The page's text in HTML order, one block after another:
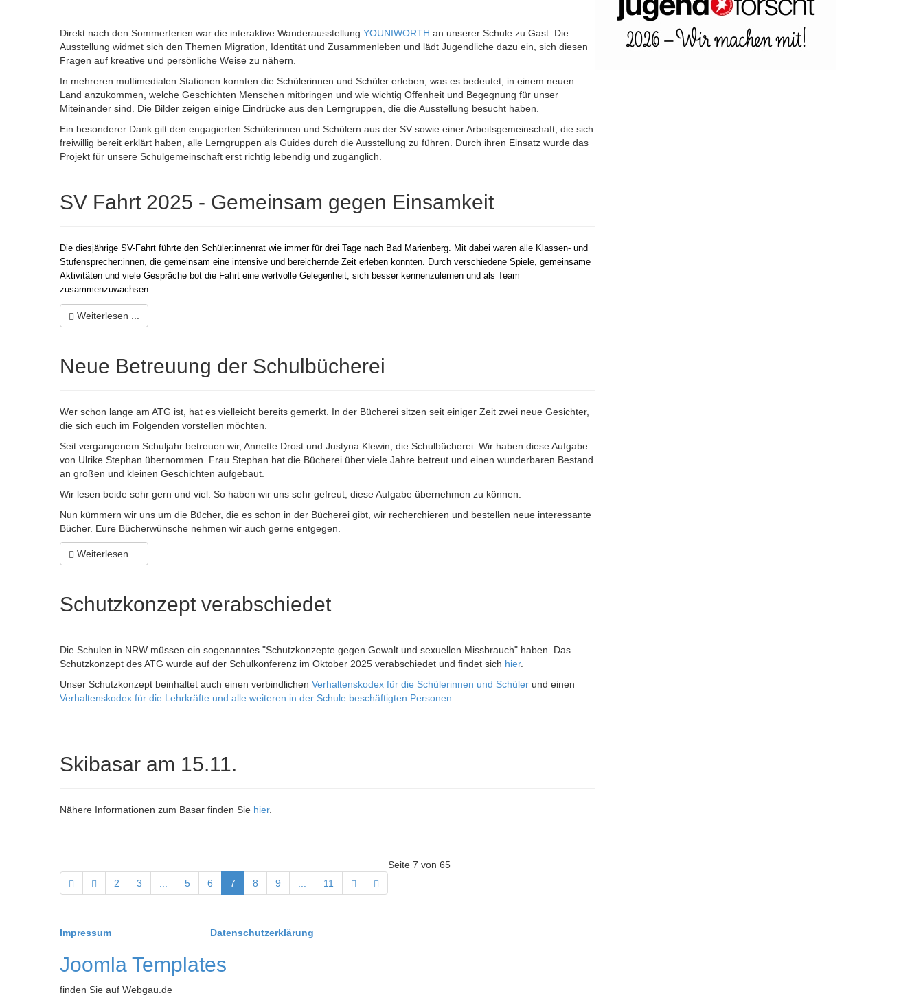
Direkt nach den Sommerferien war die interaktive Wanderausstellung YOUNIWORTH an unserer Schule zu Gast. Die
Ausstellung widmet sich den Themen Migration, Identität und Zusammenleben und lädt Jugendliche dazu ein, sich diesen
Fragen auf kreative und persönliche Weise zu nähern.
In mehreren multimedialen Stationen konnten die Schülerinnen und Schüler erleben, was es bedeutet, in einem neuen
Land anzukommen, welche Geschichten Menschen mitbringen und wie wichtig Offenheit und Begegnung für unser
Miteinander sind. Die Bilder zeigen einige Eindrücke aus den Lerngruppen, die die Ausstellung besucht haben.
Ein besonderer Dank gilt den engagierten Schülerinnen und Schülern aus der SV sowie einer Arbeitsgemeinschaft, die sich
freiwillig bereit erklärt haben, alle Lerngruppen als Guides durch die Ausstellung zu führen. Durch ihren Einsatz wurde das
Projekt für unsere Schulgemeinschaft erst richtig lebendig und zugänglich.
SV Fahrt 2025 - Gemeinsam gegen Einsamkeit
Die diesjährige SV-Fahrt führte den Schüler:innenrat wie immer für drei Tage nach Bad Marienberg. Mit dabei waren alle Klassen- und
Stufensprecher:innen, die gemeinsam eine intensive und bereichernde Zeit erleben konnten. Durch verschiedene Spiele, gemeinsame
Aktivitäten und viele Gespräche bot die Fahrt eine wertvolle Gelegenheit, sich besser kennenzulernen und als Team
zusammenzuwachsen.
Weiterlesen ...
Neue Betreuung der Schulbücherei
Wer schon lange am ATG ist, hat es vielleicht bereits gemerkt. In der Bücherei sitzen seit einiger Zeit zwei neue Gesichter,
die sich euch im Folgenden vorstellen möchten.
Seit vergangenem Schuljahr betreuen wir, Annette Drost und Justyna Klewin, die Schulbücherei. Wir haben diese Aufgabe
von Ulrike Stephan übernommen. Frau Stephan hat die Bücherei über viele Jahre betreut und einen wunderbaren Bestand
an großen und kleinen Geschichten aufgebaut.
Wir lesen beide sehr gern und viel. So haben wir uns sehr gefreut, diese Aufgabe übernehmen zu können.
Nun kümmern wir uns um die Bücher, die es schon in der Bücherei gibt, wir recherchieren und bestellen neue interessante
Bücher. Eure Bücherwünsche nehmen wir auch gerne entgegen.
Weiterlesen ...
Schutzkonzept verabschiedet
Die Schulen in NRW müssen ein sogenanntes "Schutzkonzepte gegen Gewalt und sexuellen Missbrauch" haben. Das
Schutzkonzept des ATG wurde auf der Schulkonferenz im Oktober 2025 verabschiedet und findet sich hier.
Unser Schutzkonzept beinhaltet auch einen verbindlichen Verhaltenskodex für die Schülerinnen und Schüler und einen
Verhaltenskodex für die Lehrkräfte und alle weiteren in der Schule beschäftigten Personen.
Skibasar am 15.11.
Nähere Informationen zum Basar finden Sie hier.
Seite 7 von 65
2
3 ... 5 6 7 8 9 ... 11
Impressum Datenschutzerklärung
Joomla Templates
finden Sie auf Webgau.de